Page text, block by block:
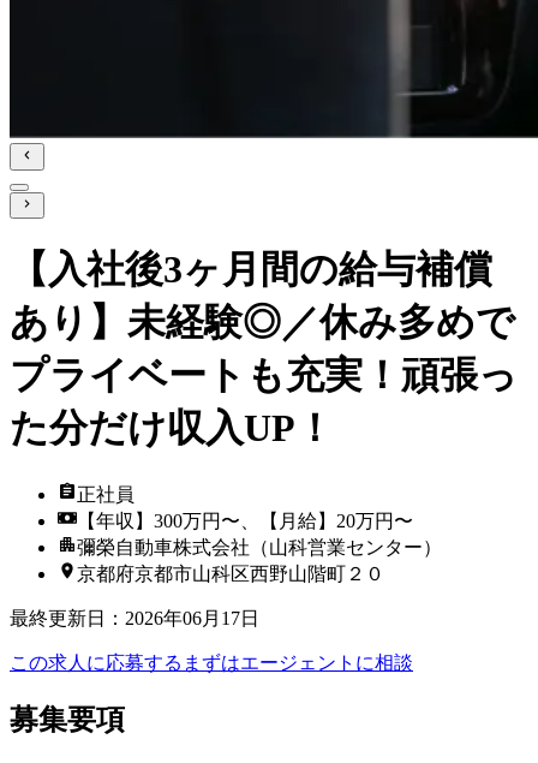
【入社後3ヶ月間の給与補償
あり】未経験◎／休み多めで
プライベートも充実！頑張っ
た分だけ収入UP！
正社員
【年収】300万円〜、【月給】20万円〜
彌榮自動車株式会社（山科営業センター）
京都府京都市山科区西野山階町２０
最終更新日 ： 2026年06月17日
この求人に応募する まずはエージェントに相談
募集要項